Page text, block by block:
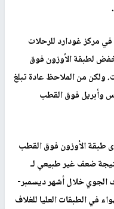
.
مركز غودارد للرحلات
لطبقة الأوزون فوق
من الملاحظ عادة تبلغ
وأبريل فوق القطب
طبقة الأوزون فوق القطب
ضعف غير طبيعي لـ
الجوي خلال أشهر ديسمبر-
في الطبقات العليا للغلاف